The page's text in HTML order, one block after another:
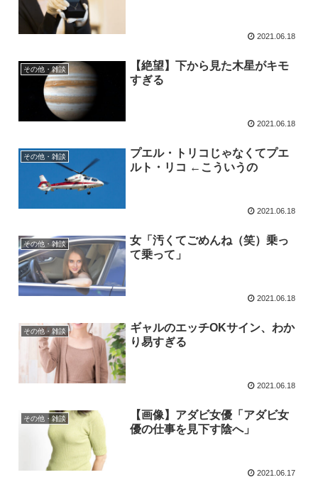
2021.06.18
その他・雑談
【絶望】下から見た木星がキモ
すぎる
2021.06.18
その他・雑談
プエル・トリコじゃなくてプエ
ルト・リコ ←こういうの
2021.06.18
その他・雑談
女「汚くてごめんね（笑）乗っ
て乗って」
2021.06.18
その他・雑談
ギャルのエッチOKサイン、わか
り易すぎる
2021.06.18
その他・雑談
【画像】アダビ女優「アダビ女
優の仕事を見下す陰へ」
2021.06.17